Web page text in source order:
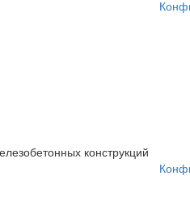
конструкций